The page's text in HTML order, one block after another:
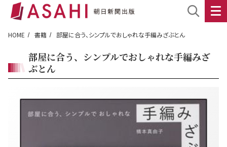
HOME 書籍 部屋に合う、シンプルでおしゃれな手編みざぶとん
部屋に合う、シンプルでおしゃれな手編みざ
ぶとん